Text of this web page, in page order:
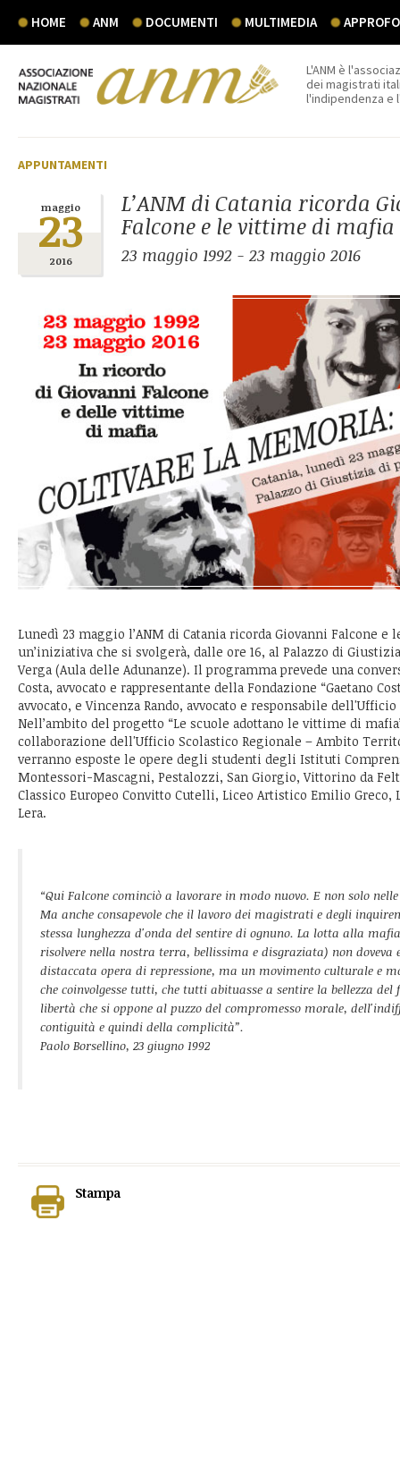
HOME ANM DOCUMENTI MULTIMEDIA
L'ANM è
dei magistrati
l'indipendenza e
APPUNTAMENTI
maggio
23
2016
L’ANM di Catania ricorda
Falcone e le vittime di mafia
23 maggio 1992 - 23 maggio 2016
Lunedì 23 maggio l’ANM di Catania ricorda Giovanni Falcone
un’iniziativa che si svolgerà, dalle ore 16, al Palazzo di
Verga (Aula delle Adunanze). Il programma prevede una
Costa, avvocato e rappresentante della Fondazione “Gaetano
avvocato, e Vincenza Rando, avvocato e responsabile
Nell’ambito del progetto “Le scuole adottano le vittime di
collaborazione dell'Ufficio Scolastico Regionale – Ambito
verranno esposte le opere degli studenti degli Istituti
Montessori-Mascagni, Pestalozzi, San Giorgio, Vittorino da
Classico Europeo Convitto Cutelli, Liceo Artistico Emilio Greco,
Lera.
“Qui Falcone cominciò a lavorare in modo nuovo. E non solo
Ma anche consapevole che il lavoro dei magistrati e degli
stessa lunghezza d'onda del sentire di ognuno. La lotta alla
risolvere nella nostra terra, bellissima e disgraziata) non doveva
distaccata opera di repressione, ma un movimento culturale e
che coinvolgesse tutti, che tutti abituasse a sentire la bellezza del
libertà che si oppone al puzzo del compromesso morale,
contiguità e quindi della complicità”.
Paolo Borsellino, 23 giugno 1992
Stampa